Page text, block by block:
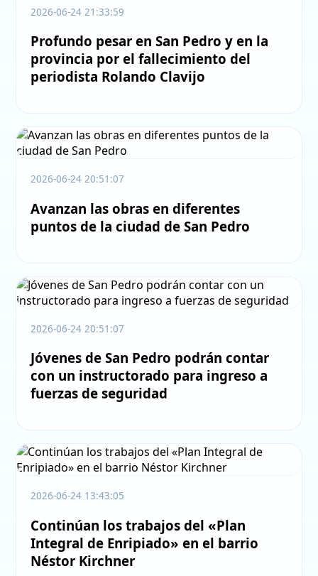
2026-06-24 21:33:59
Profundo pesar en San Pedro y en la
provincia por el fallecimiento del
periodista Rolando Clavijo
2026-06-24 20:51:07
Avanzan las obras en diferentes
puntos de la ciudad de San Pedro
2026-06-24 20:51:07
Jóvenes de San Pedro podrán contar
con un instructorado para ingreso a
fuerzas de seguridad
2026-06-24 13:43:05
Continúan los trabajos del «Plan
Integral de Enripiado» en el barrio
Néstor Kirchner